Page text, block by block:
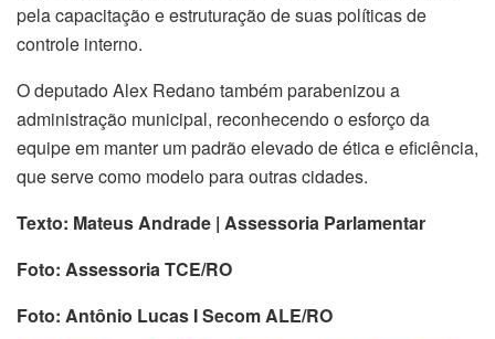
pela capacitação e estruturação de suas políticas de
controle interno.
O deputado Alex Redano também parabenizou a
administração municipal, reconhecendo o esforço da
equipe em manter um padrão elevado de ética e eficiência,
que serve como modelo para outras cidades.
Texto: Mateus Andrade | Assessoria Parlamentar
Foto: Assessoria TCE/RO
Foto: Antônio Lucas I Secom ALE/RO